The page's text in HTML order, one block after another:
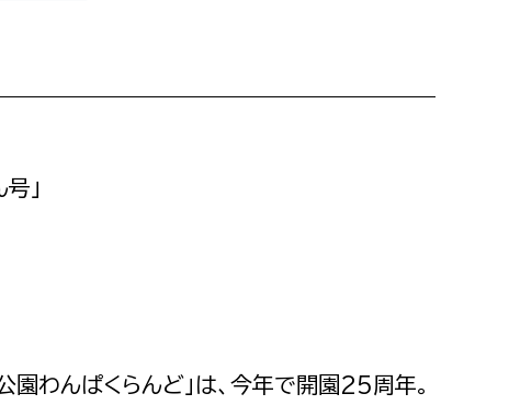
」
わんぱくらんど」は、今年で開園25周年。